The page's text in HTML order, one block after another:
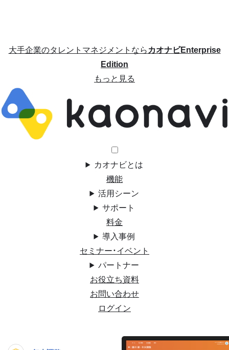
大手企業のタレントマネジメントならカオナビEnterprise
Edition
もっと見る
カオナビとは
機能
活用シーン
サポート
料金
導入事例
セミナー・イベント
パートナー
お役立ち資料
お問い合わせ
ログイン